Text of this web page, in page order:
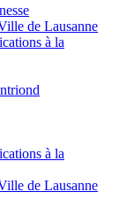
de Lausanne
à la
à la
de Lausanne